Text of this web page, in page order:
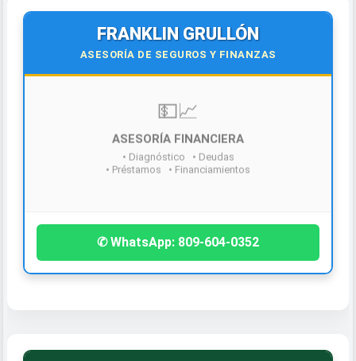
FRANKLIN GRULLÓN
ASESORÍA DE SEGUROS Y FINANZAS
¡Contáctanos hoy!
✆ WhatsApp: 809-604-0352